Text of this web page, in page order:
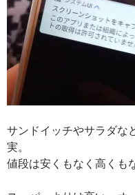
サンドイッチやサラダな
実。
値段は安くもなく高くも